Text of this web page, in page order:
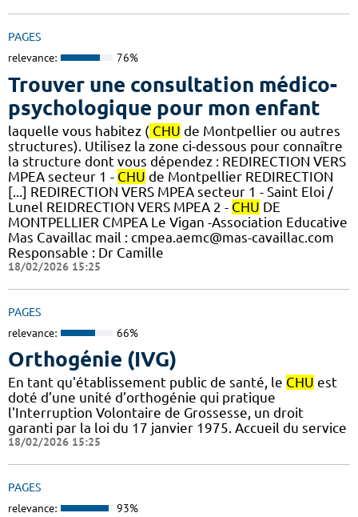
PAGES
relevance: 76%
Trouver une consultation médico-
psychologique pour mon enfant
laquelle vous habitez ( CHU de Montpellier ou autres
structures). Utilisez la zone ci-dessous pour connaître
la structure dont vous dépendez : REDIRECTION VERS
MPEA secteur 1 - CHU de Montpellier REDIRECTION
[...] REDIRECTION VERS MPEA secteur 1 - Saint Eloi /
Lunel REIDRECTION VERS MPEA 2 - CHU DE
MONTPELLIER CMPEA Le Vigan -Association Educative
Mas Cavaillac mail : cmpea.aemc@mas-cavaillac.com
Responsable : Dr Camille
18/02/2026 15:25
PAGES
relevance: 66%
Orthogénie (IVG)
En tant qu'établissement public de santé, le CHU est
doté d’une unité d’orthogénie qui pratique
l'Interruption Volontaire de Grossesse, un droit
garanti par la loi du 17 janvier 1975. Accueil du service
18/02/2026 15:25
PAGES
relevance: 93%